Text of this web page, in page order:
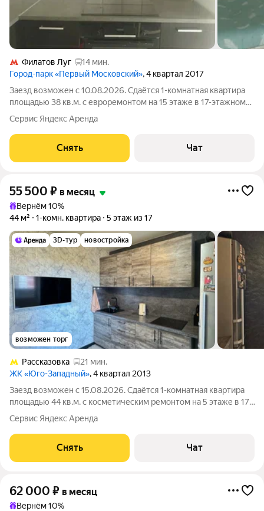
Филатов Луг
14 мин.
Город-парк «Первый Московский», 4 квартал 2017
Заезд возможен с 10.08.2026. Сдаётся 1-комнатная квартира
площадью 38 кв.м. с евроремонтом на 15 этаже в 17-этажном
доме на срок от 11 месяцев. Из техники есть: Духовой шкаф
Стиральная машина Холодильник Дом - панельный.
Коммунальные услуги по
Сервис Яндекс Аренда
Снять Чат
55 500 ₽ в месяц
Вернём 10%
44 м²
1-комн. квартира 5 этаж из 17
3D-тур новостройка
возможен торг
Рассказовка
21 мин.
ЖК «Юго-Западный», 4 квартал 2013
Заезд возможен с 15.08.2026. Сдаётся 1-комнатная квартира
площадью 44 кв.м. с косметическим ремонтом на 5 этаже в 17-
этажном доме на срок от 11 месяцев. Из техники есть:
Телевизор Духовой шкаф Стиральная машина Холодильник
Сервис Яндекс Аренда
Снять Чат
62 000 ₽ в месяц
Вернём 10%